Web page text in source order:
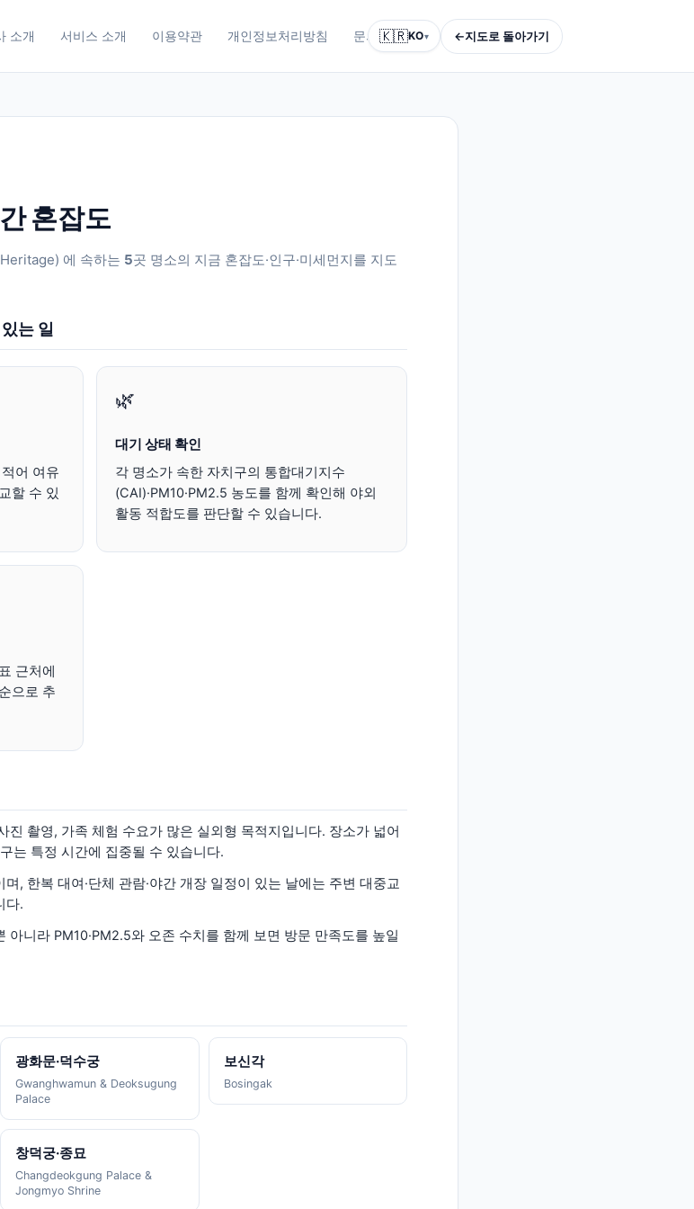
소개 서비스 소개 이용약관 개인정보처리방침 문의하기
🇰🇷KO▾ ←지도로 돌아가기
혼잡도
) 에 속하는 5곳 명소의 지금 혼잡도·인구·미세먼지를 지도
는 일
어 여유
할 수 있
🌿
대기 상태 확인
각 명소가 속한 자치구의 통합대기지수
(CAI)·PM10·PM2.5 농도를 함께 확인해 야외
활동 적합도를 판단할 수 있습니다.
근처에
으로 추
진 촬영, 가족 체험 수요가 많은 실외형 목적지입니다. 장소가 넓어
는 특정 시간에 집중될 수 있습니다.
, 한복 대여·단체 관람·야간 개장 일정이 있는 날에는 주변 대중교
다.
아니라 PM10·PM2.5와 오존 수치를 함께 보면 방문 만족도를 높일
광화문·덕수궁
Gwanghwamun & Deoksugung
Palace
보신각
Bosingak
창덕궁·종묘
Changdeokgung Palace &
Jongmyo Shrine